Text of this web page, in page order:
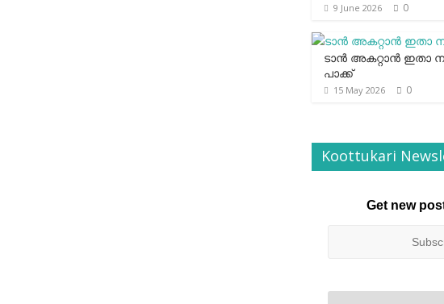
9 June 2026 0
ടാന്‍ അകറ്റാന്‍ ഇതാ
പാക്ക്
15 May 2026 0
Koottukari
Get new